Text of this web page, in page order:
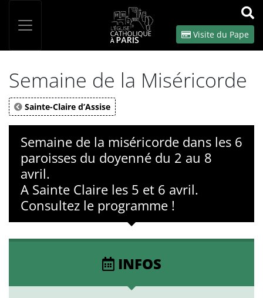
OK
Visite du Pape
Semaine de la Miséricorde
Sainte-Claire d’Assise
Semaine de la miséricorde dans les 6
paroisses du doyenné du 2 au 8
avril.
A Sainte Claire les 5 et 6 avril.
Consultez le programme !
INFOS
Panneau de gestion des cookies